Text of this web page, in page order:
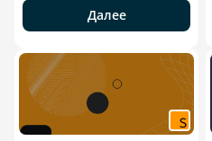
Далее